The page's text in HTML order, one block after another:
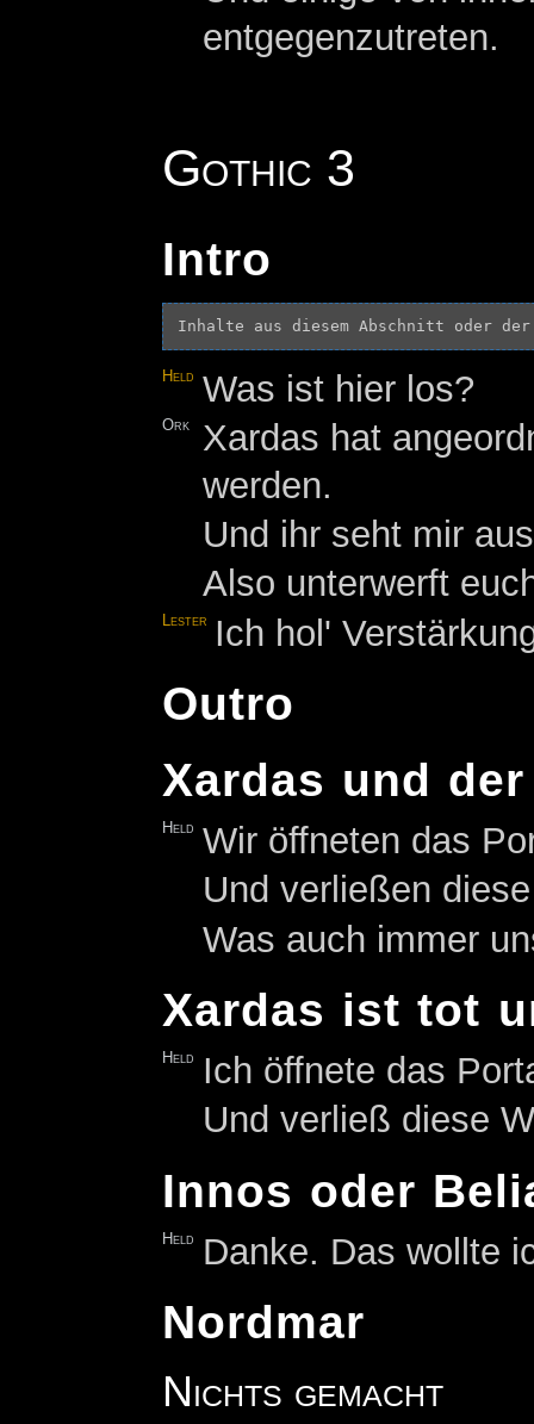
entgegenzutreten.
Gothic 3
Intro
Inhalte aus diesem Abschnitt oder
Held Was ist hier los?
Ork
Xardas hat
werden.
Und ihr seht mir
Also unterwerft
Lester Ich hol'
Outro
Xardas und
Held Wir öffneten das
Und verließen
Was auch immer
Xardas ist tot
Held
Ich öffnete das
Und verließ diese
Innos oder
Held Danke. Das wollte
Nordmar
Nichts gemacht